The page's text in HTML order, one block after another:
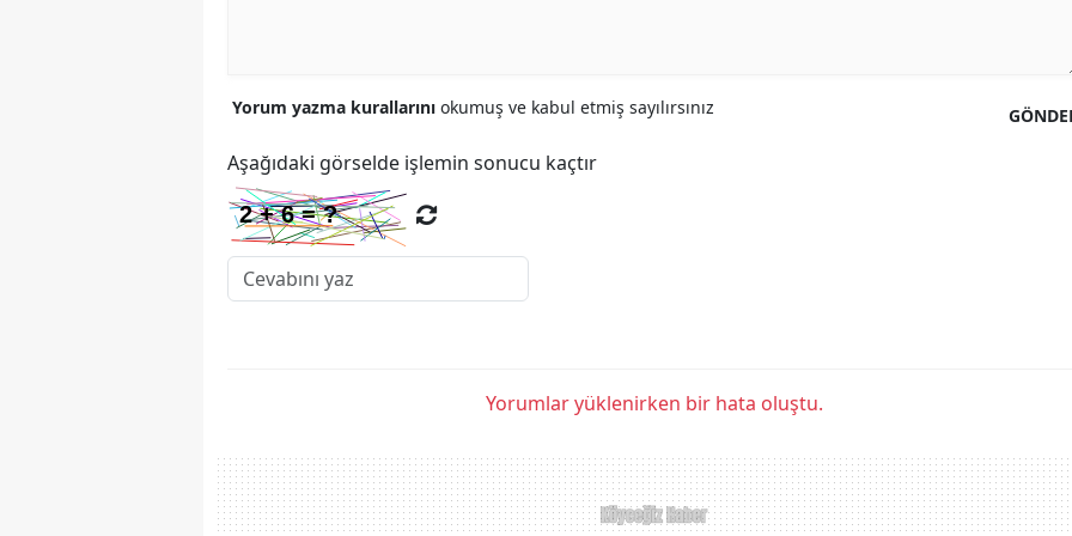
Yorum yazma kurallarını okumuş ve kabul etmiş sayılırsınız
Aşağıdaki görselde işlemin sonucu kaçtır
Yorumlar yüklenirken bir hata oluştu.